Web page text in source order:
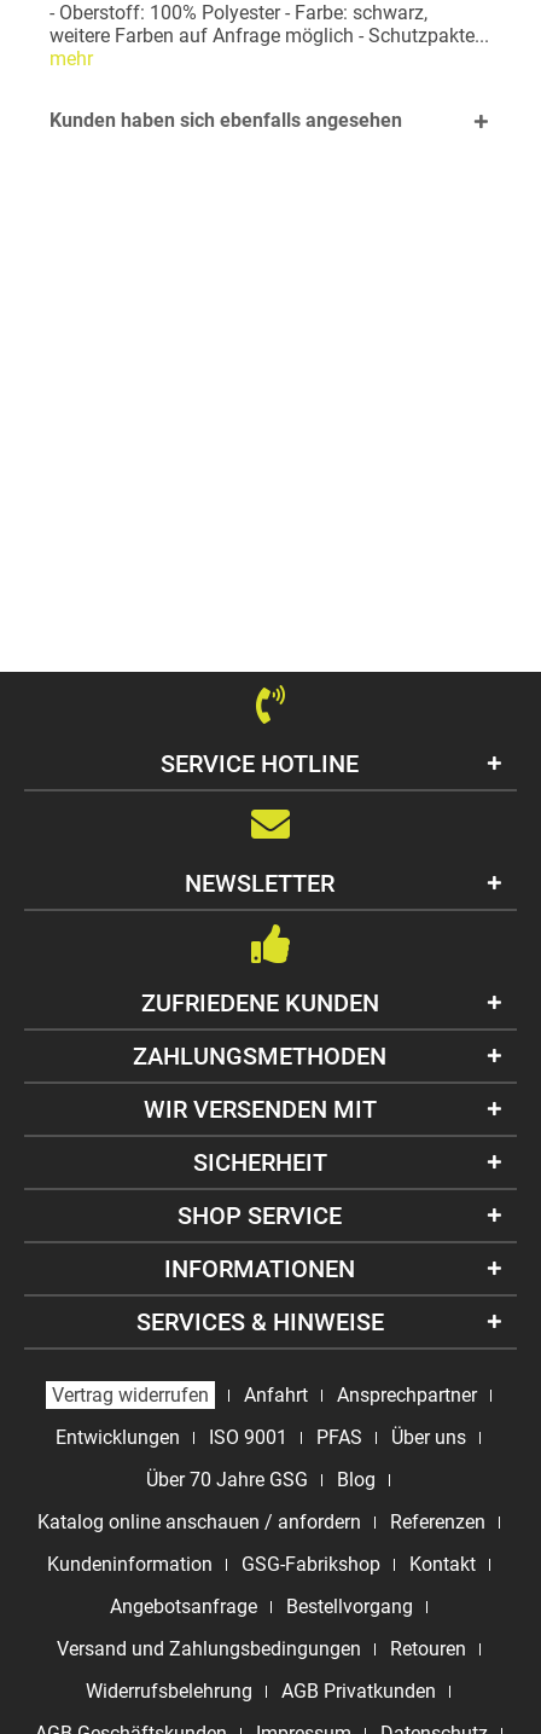
- Oberstoff: 100% Polyester - Farbe: schwarz,
weitere Farben auf Anfrage möglich - Schutzpakte...
mehr
Kunden haben sich ebenfalls angesehen
SERVICE HOTLINE
SHOP SERVICE
INFORMATIONEN
SERVICES & HINWEISE
NEWSLETTER
ZUFRIEDENE KUNDEN
ZAHLUNGSMETHODEN
WIR VERSENDEN MIT
SICHERHEIT
Vertrag widerrufen Anfahrt
Ansprechpartner
Entwicklungen
ISO 9001 PFAS
Über uns
Über 70 Jahre GSG
Blog
Katalog online anschauen / anfordern
Referenzen
Kundeninformation
GSG-Fabrikshop
Kontakt
Angebotsanfrage
Bestellvorgang
Versand und Zahlungsbedingungen
Retouren
Widerrufsbelehrung
AGB Privatkunden